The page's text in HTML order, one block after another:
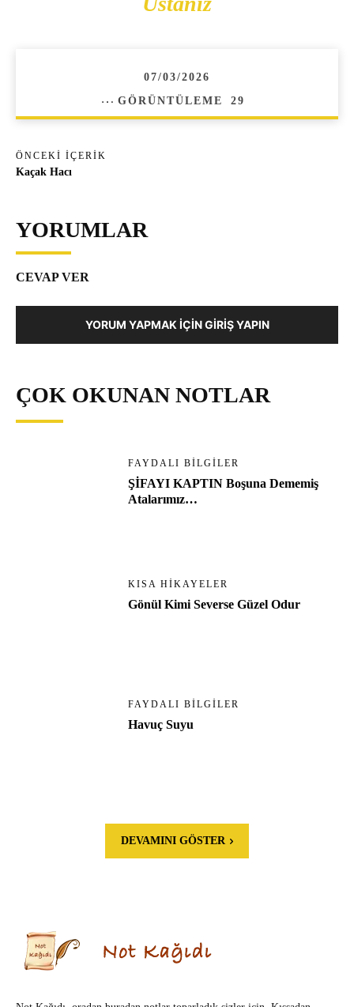
07/03/2026
GÖRÜNTÜLEME 29
ÖNCEKI İÇERIK
Kaçak Hacı
YORUMLAR
CEVAP VER
YORUM YAPMAK İÇIN GIRIŞ YAPIN
ÇOK OKUNAN NOTLAR
FAYDALI BILGILER
ŞİFAYI KAPTIN Boşuna Dememiş
Atalarımız…
KISA HIKAYELER
Gönül Kimi Severse Güzel Odur
FAYDALI BILGILER
Havuç Suyu
DEVAMINI GÖSTER